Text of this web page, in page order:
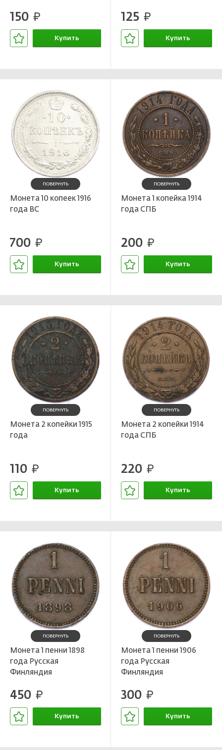
150 руб.
Купить
125 руб.
Купить
ПОВЕРНУТЬ
Монета 10 копеек 1916
года ВС
700 руб.
Купить
ПОВЕРНУТЬ
Монета 1 копейка 1914
года СПБ
200 руб.
Купить
ПОВЕРНУТЬ
Монета 2 копейки 1915
года
110 руб.
Купить
ПОВЕРНУТЬ
Монета 2 копейки 1914
года СПБ
220 руб.
Купить
ПОВЕРНУТЬ
Монета 1 пенни 1898
года Русская
Финляндия
450 руб.
Купить
ПОВЕРНУТЬ
Монета 1 пенни 1906
года Русская
Финляндия
300 руб.
Купить